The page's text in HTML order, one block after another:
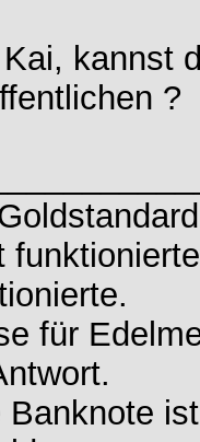
kannst
?
für
Banknote